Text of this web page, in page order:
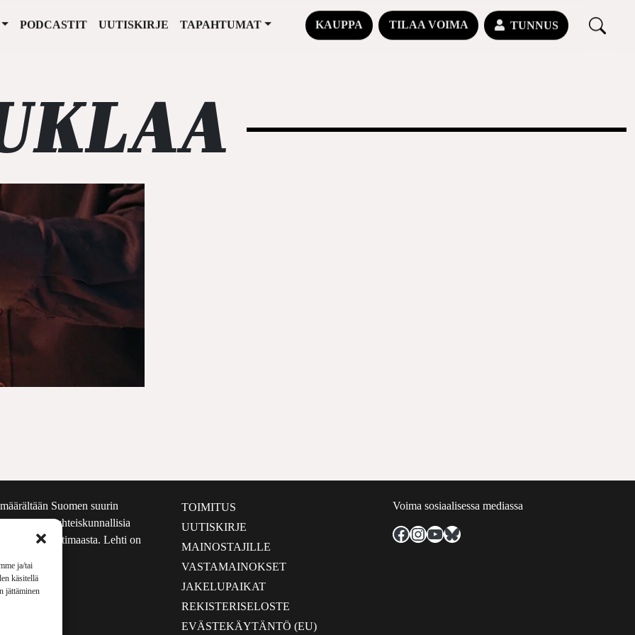
ja/tai
käsitellä
jättäminen
PODCASTIT UUTISKIRJE TAPAHTUMAT KAUPPA TILAA VOIMA TUNNUS
Suomen suurin
esiin yhteiskunnallisia
kuin kotimaasta. Lehti on
TOIMITUS
UUTISKIRJE
MAINOSTAJILLE
VASTAMAINOKSET
JAKELUPAIKAT
REKISTERISELOSTE
EVÄSTEKÄYTÄNTÖ (EU)
Voima sosiaalisessa mediassa
Facebook
Instagram
YouTube
Bluesky